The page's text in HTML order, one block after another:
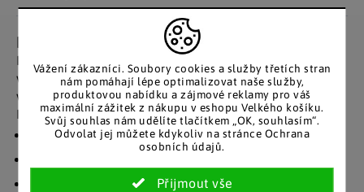
Vážení zákazníci. Soubory cookies a služby třetích stran
nám pomáhají lépe optimalizovat naše služby,
produktovou nabídku a zájmové reklamy pro váš
maximální zážitek z nákupu v eshopu Velkého košíku.
Svůj souhlas nám udělíte tlačítkem „OK, souhlasím“.
Odvolat jej můžete kdykoliv na stránce Ochrana
osobních údajů.
Detailní popis produktu
Policový regál Megosa Maxi nabízí 27 otevřených polic s
velkorysou možností archivace CD, DVD, VHS a dalších
vašich sbírek. Korpus s povrchem se strukturou dřeva.
Přednosti:
nabízeno v různých barevných variantách
prostor pro 1080 ks CD nebo 504 ks DVD